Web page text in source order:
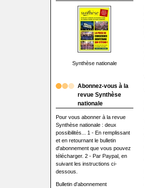
Synthèse nationale
Abonnez-vous à la
revue Synthèse
nationale
Pour vous abonner à la revue
Synthèse nationale : deux
possibilités... 1 - En remplissant
et en retournant le bulletin
d'abonnement que vous pouvez
télécharger. 2 - Par Paypal, en
suivant les instructions ci-
dessous.
Bulletin d'abonnement